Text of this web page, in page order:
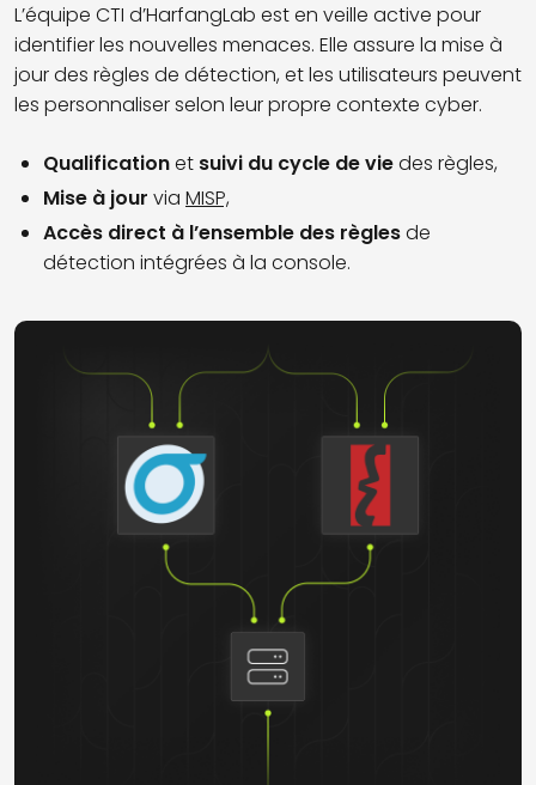
L’équipe CTI d’HarfangLab est en veille active pour
identifier les nouvelles menaces. Elle assure la mise à
jour des règles de détection, et les utilisateurs peuvent
les personnaliser selon leur propre contexte cyber.
Qualificationet suivi du cycle de viedes règles,
Mise à jour via MISP,
Accès direct à l’ensemble des règlesde
détection intégrées à la console.